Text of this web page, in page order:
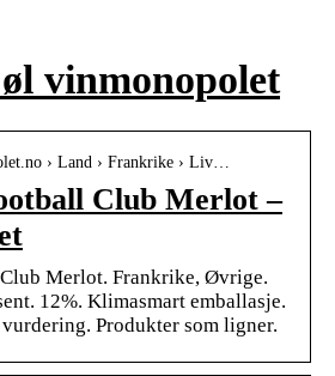
vinmonopolet
› Land › Frankrike › Liv…
Club Merlot –
Merlot. Frankrike, Øvrige.
12%. Klimasmart emballasje.
Produkter som ligner.